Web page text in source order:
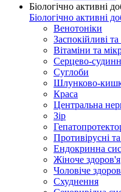
Біологічно активні
Біологічно активні
Венотоніки
Заспокійливі та
Вітаміни та
Серцево-
Суглоби
Шлунково-
Краса
Центральна
Зір
Противірусні
Ендокринна
Жіноче здоров'я
Чоловіче
Схуднення